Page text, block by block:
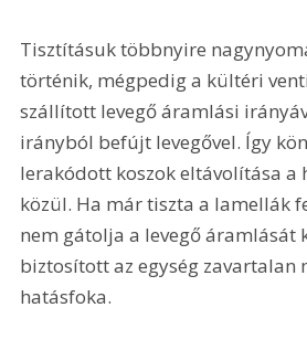
Tisztításuk többnyire
történik, mégpedig a kültéri
szállított levegő áramlási
irányból befújt levegővel. Így
lerakódott koszok eltávolítása a
közül. Ha már tiszta a lamellák
nem gátolja a levegő áramlását
biztosított az egység zavartalan
hatásfoka.